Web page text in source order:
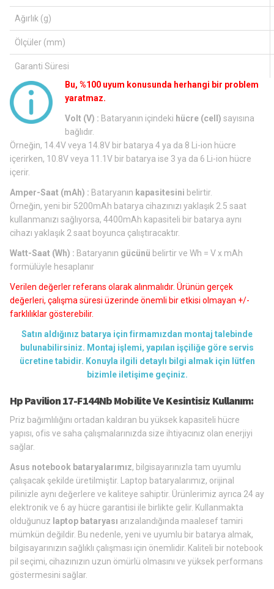
Ağırlık (g)
Ölçüler (mm)
Garanti Süresi
Bu, %100 uyum konusunda herhangi bir problem
yaratmaz.
Volt (V) : Bataryanın içindeki hücre (cell) sayısına
bağlıdır.
Örneğin, 14.4V veya 14.8V bir batarya 4 ya da 8 Li-ion hücre
içerirken, 10.8V veya 11.1V bir batarya ise 3 ya da 6 Li-ion hücre
içerir.
Amper-Saat (mAh) : Bataryanın kapasitesini belirtir.
Örneğin, yeni bir 5200mAh batarya cihazınızı yaklaşık 2.5 saat
kullanmanızı sağlıyorsa, 4400mAh kapasiteli bir batarya aynı
cihazı yaklaşık 2 saat boyunca çalıştıracaktır.
Watt-Saat (Wh) : Bataryanın gücünü belirtir ve Wh = V x mAh
formülüyle hesaplanır
Verilen değerler referans olarak alınmalıdır. Ürünün gerçek
değerleri, çalışma süresi üzerinde önemli bir etkisi olmayan +/-
farklılıklar gösterebilir.
Satın aldığınız batarya için firmamızdan montaj talebinde
bulunabilirsiniz. Montaj işlemi, yapılan işçiliğe göre servis
ücretine tabidir. Konuyla ilgili detaylı bilgi almak için lütfen
bizimle iletişime geçiniz.
Hp Pavilion 17-F144Nb Mobilite Ve Kesintisiz Kullanım:
Priz bağımlılığını ortadan kaldıran bu yüksek kapasiteli hücre
yapısı, ofis ve saha çalışmalarınızda size ihtiyacınız olan enerjiyi
sağlar.
Asus notebook bataryalarımız, bilgisayarınızla tam uyumlu
çalışacak şekilde üretilmiştir. Laptop bataryalarımız, orijinal
pilinizle aynı değerlere ve kaliteye sahiptir. Ürünlerimiz ayrıca 24 ay
elektronik ve 6 ay hücre garantisi ile birlikte gelir. Kullanmakta
olduğunuz laptop bataryası arızalandığında maalesef tamiri
mümkün değildir. Bu nedenle, yeni ve uyumlu bir batarya almak,
bilgisayarınızın sağlıklı çalışması için önemlidir. Kaliteli bir notebook
pil seçimi, cihazınızın uzun ömürlü olmasını ve yüksek performans
göstermesini sağlar.